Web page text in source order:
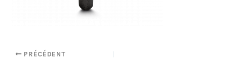
PRÉCÉDENT